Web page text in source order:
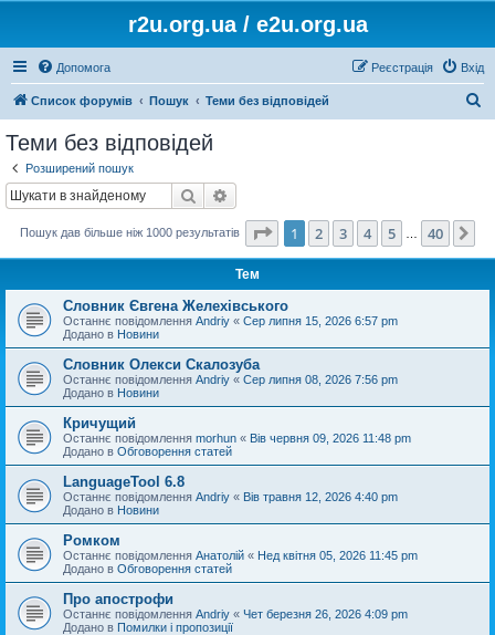
r2u.org.ua / e2u.org.ua
Допомога Вхід
Реєстрація
Список форумів Пошук Теми без відповідей
Теми без відповідей
Розширений пошук
Пошук
Пошук дав більше ніж 1000 результатів Сторінка 1 40
1 2 3 4 5 40
Тем
Словник Євгена Желехівського
Останнє повідомлення Andriy « Сер липня 15, 2026 6:57 pm
Додано в Новини
Словник Олекси Скалозуба
Останнє повідомлення Andriy « Сер липня 08, 2026 7:56 pm
Додано в Новини
Кричущий
Останнє повідомлення morhun « Вів червня 09, 2026 11:48 pm
Додано в Обговорення статей
LanguageTool 6.8
Останнє повідомлення Andriy « Вів травня 12, 2026 4:40 pm
Додано в Новини
Ромком
Останнє повідомлення Анатолій « Нед квітня 05, 2026 11:45 pm
Додано в Обговорення статей
Про апострофи
Останнє повідомлення Andriy « Чет березня 26, 2026 4:09 pm
Додано в Помилки і пропозиції